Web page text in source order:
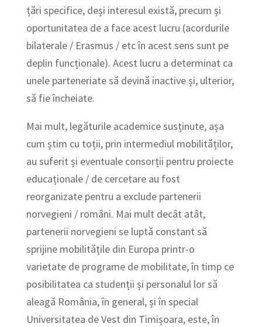
țări specifice, deși interesul există, precum și
oportunitatea de a face acest lucru (acordurile
bilaterale / Erasmus / etc în acest sens sunt pe
deplin funcționale). Acest lucru a determinat ca
unele parteneriate să devină inactive și, ulterior,
să fie încheiate.
Mai mult, legăturile academice susținute, așa
cum știm cu toții, prin intermediul mobilităților,
au suferit și eventuale consorții pentru proiecte
educaționale / de cercetare au fost
reorganizate pentru a exclude partenerii
norvegieni / români. Mai mult decât atât,
partenerii norvegieni se luptă constant să
sprijine mobilitățile din Europa printr-o
varietate de programe de mobilitate, în timp ce
posibilitatea ca studenții și personalul lor să
aleagă România, în general, și în special
Universitatea de Vest din Timișoara, este, în